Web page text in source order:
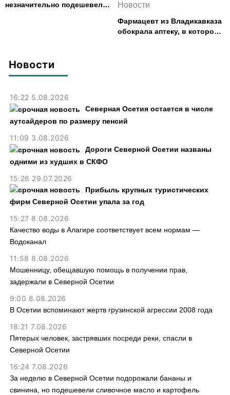
Новости
16:22 5.08.2026
Северная Осетия остается в числе
аутсайдеров по размеру пенсий
11:09 3.08.2026
Дороги Северной Осетии названы
одними из худших в СКФО
15:26 29.07.2026
Прибыль крупных туристических
фирм Северной Осетии упала за год
15:27 8.08.2026
Качество воды в Алагире соответствует всем нормам —
Водоканал
11:58 8.08.2026
Мошенницу, обещавшую помощь в получении прав,
задержали в Северной Осетии
9:00 8.08.2026
В Осетии вспоминают жертв грузинской агрессии 2008 года
18:21 7.08.2026
Пятерых человек, застрявших посреди реки, спасли в
Северной Осетии
16:24 7.08.2026
За неделю в Северной Осетии подорожали бананы и
свинина, но подешевели сливочное масло и картофель
незначительно подешевело
Новости
Фармацевт из Владикавказа
обокрала аптеку, в которой